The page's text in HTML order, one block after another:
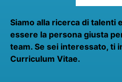
Siamo alla ricerca di talenti
essere la persona giusta
team. Se sei interessato, ti
Curriculum Vitae.